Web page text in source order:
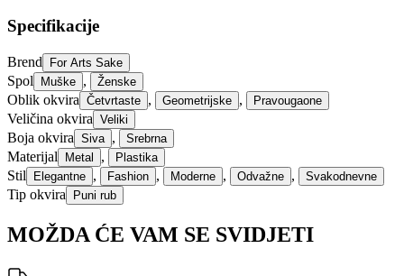
Specifikacije
Brend For Arts Sake
Spol Muške , Ženske
Oblik okvira Četvrtaste , Geometrijske , Pravougaone
Veličina okvira Veliki
Boja okvira Siva , Srebrna
Materijal Metal , Plastika
Stil Elegantne , Fashion , Moderne , Odvažne , Svakodnevne
Tip okvira Puni rub
MOŽDA ĆE VAM SE SVIDJETI